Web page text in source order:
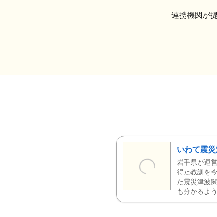
連携機関が
いわて震
岩手県が運
得た教訓を
た震災津波
も分かるよ